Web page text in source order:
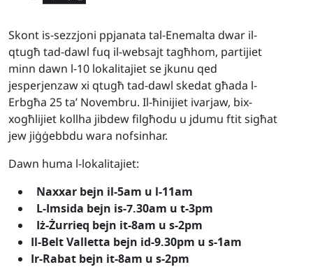
Skont is-sezzjoni ppjanata tal-Enemalta dwar il-
qtugħ tad-dawl fuq il-websajt tagħhom, partijiet
minn dawn l-10 lokalitajiet se jkunu qed
jesperjenzaw xi qtugħ tad-dawl skedat għada l-
Erbgħa 25 ta’ Novembru. Il-ħinijiet ivarjaw, bix-
xogħlijiet kollha jibdew filgħodu u jdumu ftit sigħat
jew jiġġebbdu wara nofsinhar.
Dawn huma l-lokalitajiet:
Naxxar bejn il-5am u l-11am
L-Imsida bejn is-7.30am u t-3pm
Iż-Żurrieq bejn it-8am u s-2pm
Il-Belt Valletta bejn id-9.30pm u s-1am
Ir-Rabat bejn it-8am u s-2pm